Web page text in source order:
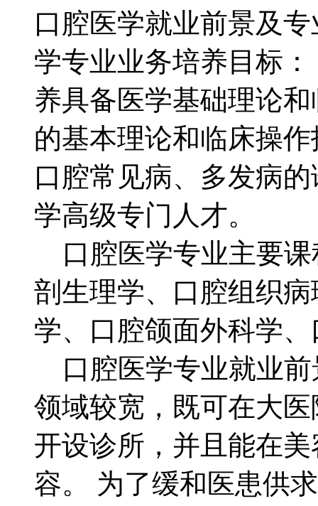
口腔医学就业前景
学专业业务培养目
养具备医学基础理论
的基本理论和临床操
口腔常见病、多发病
学高级专门人才。
口腔医学专业主要课
剖生理学、口腔组织
学、口腔颌面外科学
口腔医学专业就
领域较宽，既可在大
开设诊所，并且能在
容。 为了缓和医患供